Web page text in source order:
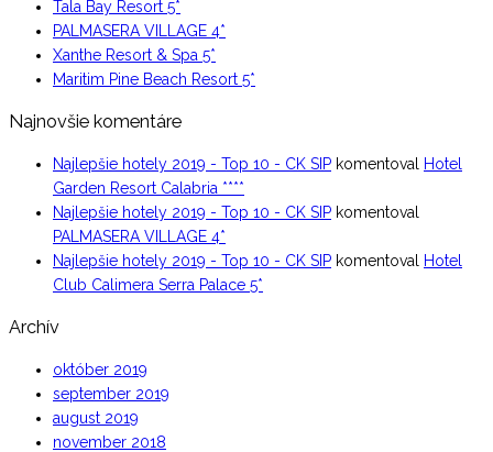
Tala Bay Resort 5*
PALMASERA VILLAGE 4*
Xanthe Resort & Spa 5*
Maritim Pine Beach Resort 5*
Najnovšie komentáre
Najlepšie hotely 2019 - Top 10 - CK SIP komentoval
Hotel
Garden Resort Calabria ****
Najlepšie hotely 2019 - Top 10 - CK SIP komentoval
PALMASERA VILLAGE 4*
Najlepšie hotely 2019 - Top 10 - CK SIP komentoval
Hotel
Club Calimera Serra Palace 5*
Archív
október 2019
september 2019
august 2019
november 2018